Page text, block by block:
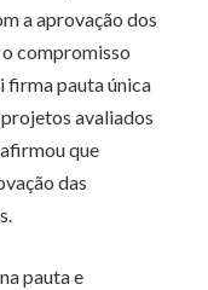
a aprovação dos
compromisso
firma pauta única
avaliados
que
das
pauta e